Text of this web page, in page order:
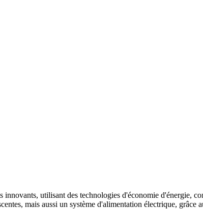
utilisant des technologies d'économie d'énergie,
mais aussi un système d'alimentation électrique, grâce